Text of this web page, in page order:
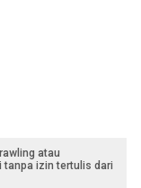
atau
tanpa izin tertulis dari